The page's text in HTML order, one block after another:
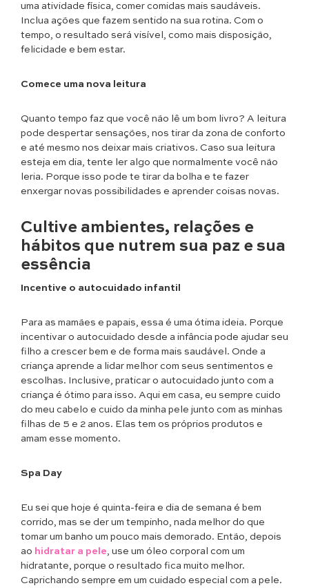
uma atividade física, comer comidas mais saudáveis.
Inclua ações que fazem sentido na sua rotina. Com o
tempo, o resultado será visível, como mais disposição,
felicidade e bem estar.
Comece uma nova leitura
Quanto tempo faz que você não lê um bom livro? A leitura
pode despertar sensações, nos tirar da zona de conforto
e até mesmo nos deixar mais criativos. Caso sua leitura
esteja em dia, tente ler algo que normalmente você não
leria. Porque isso pode te tirar da bolha e te fazer
enxergar novas possibilidades e aprender coisas novas.
Cultive ambientes, relações e
hábitos que nutrem sua paz e sua
essência
Incentive o autocuidado infantil
Para as mamães e papais, essa é uma ótima ideia. Porque
incentivar o autocuidado desde a infância pode ajudar seu
filho a crescer bem e de forma mais saudável. Onde a
criança aprende a lidar melhor com seus sentimentos e
escolhas. Inclusive, praticar o autocuidado junto com a
criança é ótimo para isso. Aqui em casa, eu sempre cuido
do meu cabelo e cuido da minha pele junto com as minhas
filhas de 5 e 2 anos. Elas tem os próprios produtos e
amam esse momento.
Spa Day
Eu sei que hoje é quinta-feira e dia de semana é bem
corrido, mas se der um tempinho, nada melhor do que
tomar um banho um pouco mais demorado. Então, depois
ao hidratar a pele , use um óleo corporal com um
hidratante, porque o resultado fica muito melhor.
Caprichando sempre em um cuidado especial com a pele.